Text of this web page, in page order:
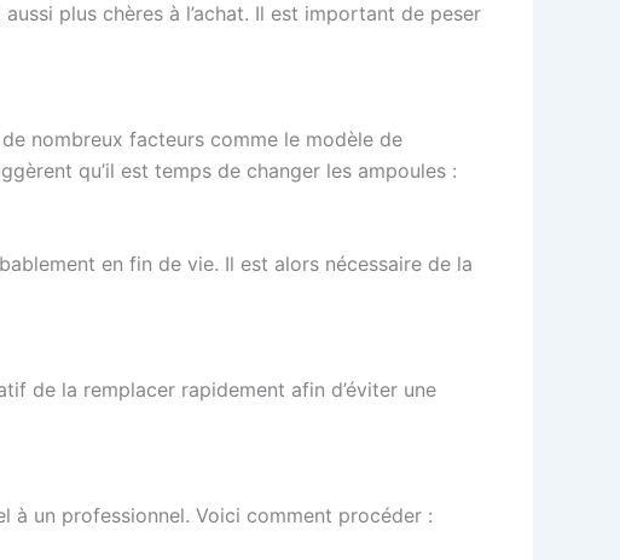
plus chères à l’achat. Il est important de peser
nombreux facteurs comme le modèle de
qu’il est temps de changer les ampoules :
en fin de vie. Il est alors nécessaire de la
de la remplacer rapidement afin d’éviter une
à un professionnel. Voici comment procéder :